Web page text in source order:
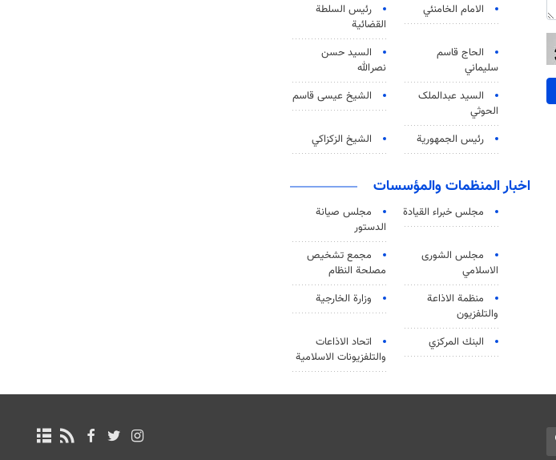
الامام الخامنئي
رئیس السلطة
القضائیة
الحاج قاسم
سليماني
السيد حسن
نصرالله
السید عبدالملک
الحوثي
الشيخ عيسى قاسم
رئيس الجمهورية الشيخ الزكزاكي
اخبار المنظمات والمؤسسات
مجلس خبراء القيادة
مجلس صيانة
الدستور
مجلس الشورى
الاسلامي
مجمع تشخيص
مصلحة النظام
منظمة الاذاعة
والتلفزیون
وزارة الخارجية
البنك المركزي
اتحاد الاذاعات
والتلفزيونات الاسلامية